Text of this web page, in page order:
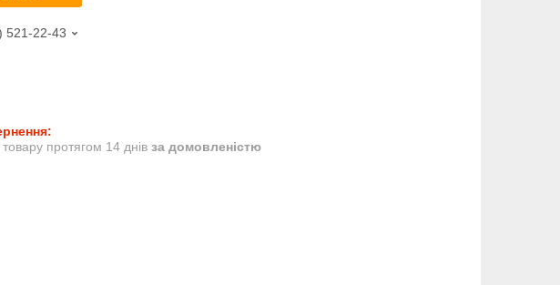
521-22-43
протягом 14 днів за домовленістю